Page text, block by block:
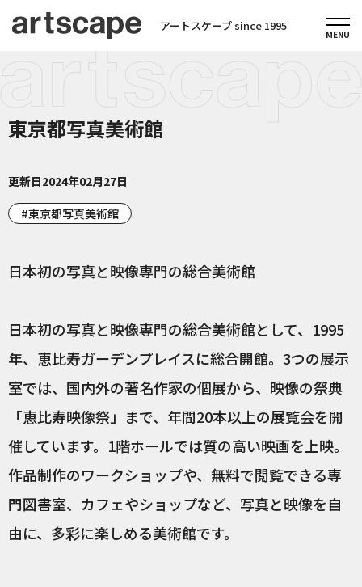
アートスケープ since 1995
東京都写真美術館
更新日2024年02月27日
東京都写真美術館
日本初の写真と映像専門の総合美術館
日本初の写真と映像専門の総合美術館として、1995
年、恵比寿ガーデンプレイスに総合開館。3つの展示
室では、国内外の著名作家の個展から、映像の祭典
「恵比寿映像祭」まで、年間20本以上の展覧会を開
催しています。1階ホールでは質の高い映画を上映。
作品制作のワークショップや、無料で閲覧できる専
門図書室、カフェやショップなど、写真と映像を自
由に、多彩に楽しめる美術館です。